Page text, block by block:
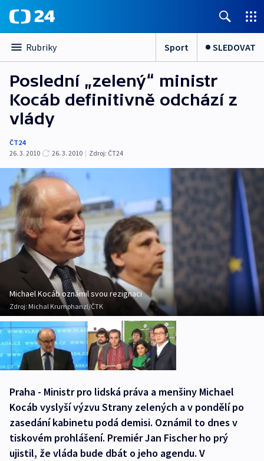
Rubriky Sport SLEDOVAT
Poslední „zelený“ ministr
Kocáb definitivně odchází z
vlády
ČT24
26. 3. 2010
26. 3. 2010 | Zdroj: ČT24
Michael Kocáb oznámil svou rezignaci
Zdroj: Michal Krumphanzl/ČTK
Praha - Ministr pro lidská práva a menšiny Michael
Kocáb vyslyší výzvu Strany zelených a v pondělí po
zasedání kabinetu podá demisi. Oznámil to dnes v
tiskovém prohlášení. Premiér Jan Fischer ho prý
ujistil, že vláda bude dbát o jeho agendu. V